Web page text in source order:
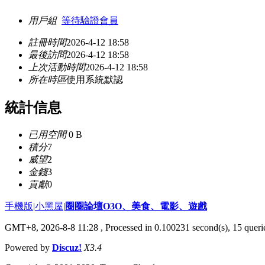
用戶組 等待驗證會員
註冊時間2026-4-12 18:58
最後訪問2026-4-12 18:58
上次活動時間2026-4-12 18:58
所在時區使用系統默認
統計信息
已用空間0 B
積分7
威望2
金錢3
貢獻0
手機版|小黑屋|圈圈論壇O3O、美食、電影、遊戲
GMT+8, 2026-8-8 11:28 , Processed in 0.100231 second(s), 15
Powered by Discuz! X3.4